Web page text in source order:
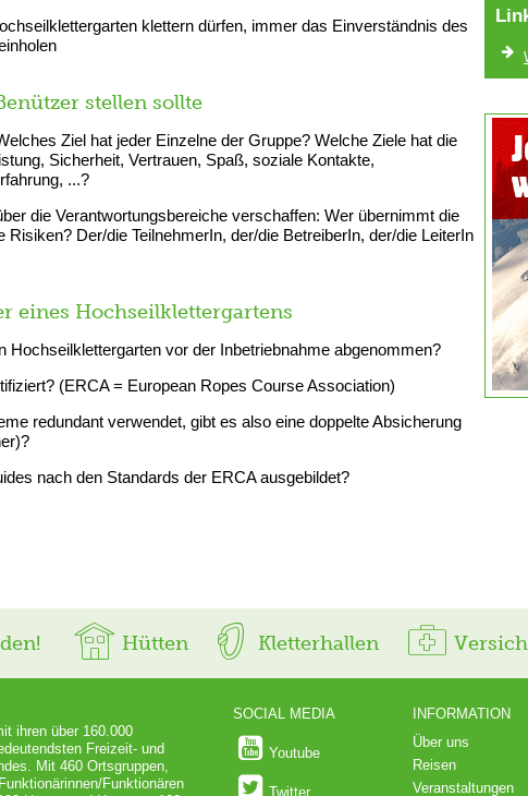
klettern dürfen, immer das Einverständnis des
stellen sollte
Ziel hat jeder Einzelne der Gruppe? Welche Ziele hat die
Sicherheit, Vertrauen, Spaß, soziale Kontakte,
...?
die Verantwortungsbereiche verschaffen: Wer übernimmt die
Risiken? Der/die TeilnehmerIn, der/die BetreiberIn, der/die LeiterIn
eines Hochseilklettergartens
Hochseilklettergarten vor der Inbetriebnahme abgenommen?
(ERCA = European Ropes Course Association)
redundant verwendet, gibt es also eine doppelte Absicherung
nach den Standards der ERCA ausgebildet?
Hütten Kletterhallen
ihren über 160.000
Freizeit- und
Mit 460 Ortsgruppen,
Funktionären
SOCIAL MEDIA
Youtube
Twitter
INFORMATION
Über uns
Reisen
Veranstaltungen